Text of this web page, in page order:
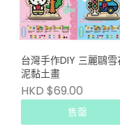
台灣手作DIY 三麗鷗雪
泥黏土畫
HKD $69.00
售罄